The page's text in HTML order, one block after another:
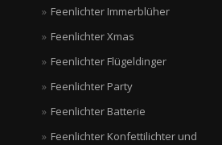
Feenlichter Immerblüher
Feenlichter Xmas
Feenlichter Flügeldinger
Feenlichter Party
Feenlichter Batterie
Feenlichter Konfettilichter und